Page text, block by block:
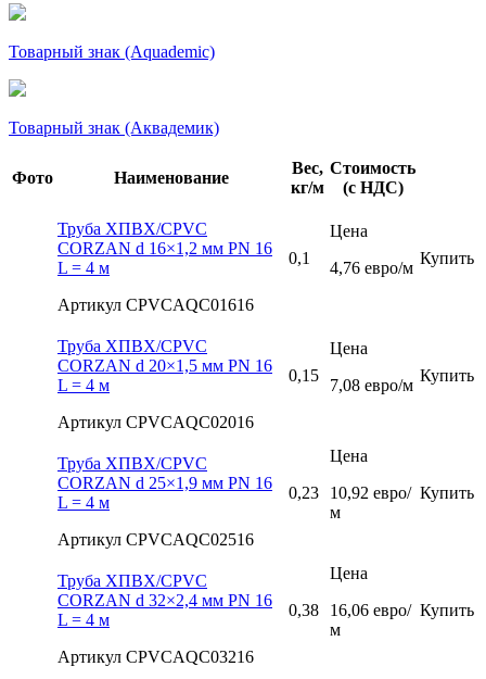
Товарный знак (Aquademic)
Товарный знак (Аквадемик)
Фото Наименование
Вес,
кг/м
Стоимость
(с НДС)
Труба ХПВХ/CPVC
CORZAN d 16×1,2 мм PN 16
L = 4 м
Артикул CPVCAQC01616
0,1
Цена
4,76 евро/м
Купить
Труба ХПВХ/CPVC
CORZAN d 20×1,5 мм PN 16
L = 4 м
Артикул CPVCAQC02016
0,15
Цена
7,08 евро/м
Купить
Труба ХПВХ/CPVC
CORZAN d 25×1,9 мм PN 16
L = 4 м
Артикул CPVCAQC02516
0,23
Цена
10,92 евро/
м
Купить
Труба ХПВХ/CPVC
CORZAN d 32×2,4 мм PN 16
L = 4 м
Артикул CPVCAQC03216
0,38
Цена
16,06 евро/
м
Купить